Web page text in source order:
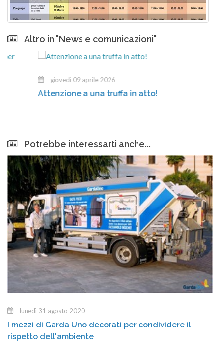
Altro in "News e comunicazioni"
giovedì 09 aprile 2026
Attenzione a una truffa in atto!
Potrebbe interessarti anche...
lunedì 31 agosto 2020
I mezzi di Garda Uno decorati per condividere il
rispetto dell'ambiente